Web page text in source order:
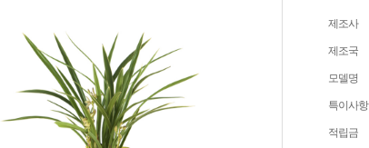
제조사
제조국
모델명
특이사항
적립금